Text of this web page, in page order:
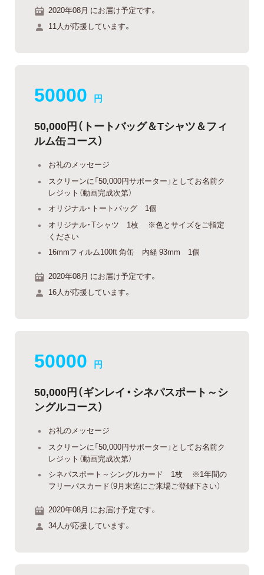
2020年08月 にお届け予定です。
11人が応援しています。
50000 円
50,000円（トートバッグ＆Tシャツ＆フィ
ルム缶コース）
お礼のメッセージ
スクリーンに「50,000円サポーター」としてお名前ク
レジット（動画完成次第）
オリジナル・トートバッグ 1個
オリジナル・Tシャツ 1枚 ※色とサイズをご指定
ください
16mmフィルム100ft 角缶 内経 93mm 1個
2020年08月 にお届け予定です。
16人が応援しています。
50000 円
50,000円（ギンレイ・シネパスポート～シ
ングルコース）
お礼のメッセージ
スクリーンに「50,000円サポーター」としてお名前ク
レジット（動画完成次第）
シネパスポート～シングルカード 1枚 ※1年間の
フリーパスカード（9月末迄にご来場ご登録下さい）
2020年08月 にお届け予定です。
34人が応援しています。